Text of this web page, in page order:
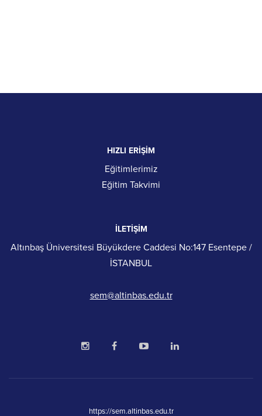
HIZLI ERİŞİM
Eğitimlerimiz
Eğitim Takvimi
İLETİŞİM
Altınbaş Üniversitesi Büyükdere Caddesi No:147 Esentepe /
İSTANBUL
sem@altinbas.edu.tr
https://sem.altinbas.edu.tr